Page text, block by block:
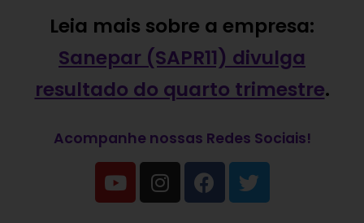
Leia mais sobre a empresa:
Sanepar (SAPR11) divulga
resultado do quarto trimestre.
Acompanhe nossas Redes Sociais!